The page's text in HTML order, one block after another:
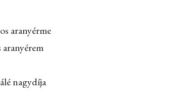
aranyérme
nagydíja